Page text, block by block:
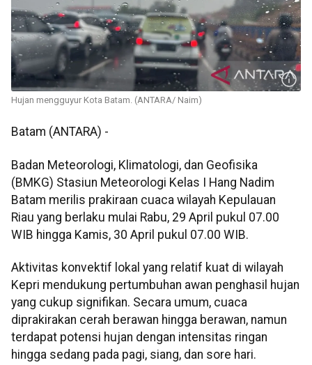
Hujan mengguyur Kota Batam. (ANTARA/ Naim)
Batam (ANTARA) -
Badan Meteorologi, Klimatologi, dan Geofisika
(BMKG) Stasiun Meteorologi Kelas I Hang Nadim
Batam merilis prakiraan cuaca wilayah Kepulauan
Riau yang berlaku mulai Rabu, 29 April pukul 07.00
WIB hingga Kamis, 30 April pukul 07.00 WIB.
Aktivitas konvektif lokal yang relatif kuat di wilayah
Kepri mendukung pertumbuhan awan penghasil hujan
yang cukup signifikan. Secara umum, cuaca
diprakirakan cerah berawan hingga berawan, namun
terdapat potensi hujan dengan intensitas ringan
hingga sedang pada pagi, siang, dan sore hari.